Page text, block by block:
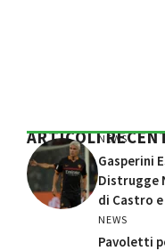
ARTICOLINEWS
Gasperini
Distrugge
di Castro
NEWS
Pavoletti